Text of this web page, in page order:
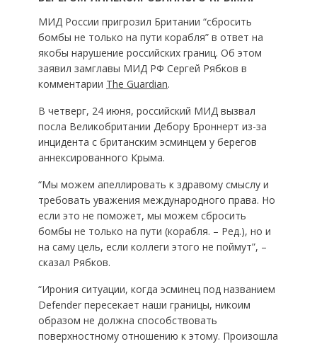
МИД России пригрозил Британии “сбросить
бомбы не только на пути корабля” в ответ на
якобы нарушение российских границ. Об этом
заявил замглавы МИД РФ Сергей Рябков в
комментарии The Guardian.
В четверг, 24 июня, российский МИД вызвал
посла Великобритании Дебору Броннерт из-за
инцидента с британским эсминцем у берегов
аннексированного Крыма.
“Мы можем апеллировать к здравому смыслу и
требовать уважения международного права. Но
если это не поможет, мы можем сбросить
бомбы не только на пути (корабля. – Ред.), но и
на саму цель, если коллеги этого не поймут”, –
сказал Рябков.
“Ирония ситуации, когда эсминец под названием
Defender пересекает наши границы, никоим
образом не должна способствовать
поверхностному отношению к этому. Произошла